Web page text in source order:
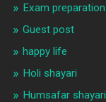
Exam preparation
Guest post
happy life
Holi shayari
Humsafar shayari